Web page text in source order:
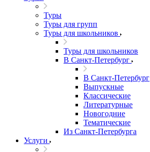
Туры
Туры для групп
Туры для школьников
Туры для школьников
В Санкт-Петербург
В Санкт-Петербург
Выпускные
Классические
Литературные
Новогодние
Тематические
Из Санкт-Петербурга
Услуги